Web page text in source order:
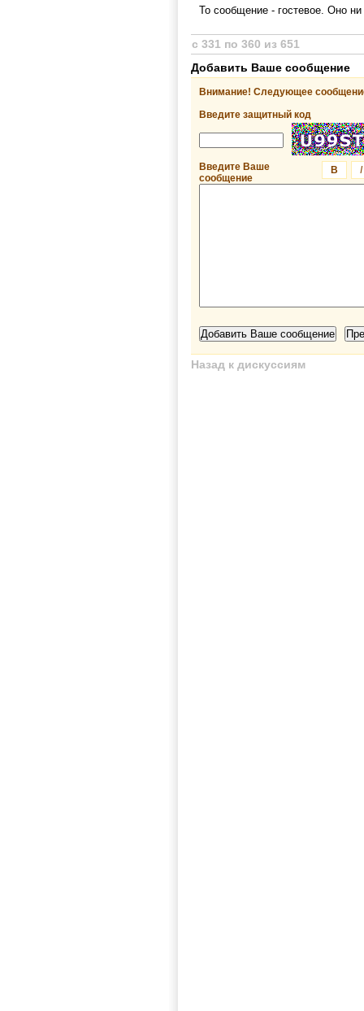
То сообщение - гостевое. Оно
с 331 по 360 из 651
Добавить Ваше сообщение
Внимание! Следующее
Введите защитный код
I
B
Введите Ваше
сообщение
Назад к дискуссиям